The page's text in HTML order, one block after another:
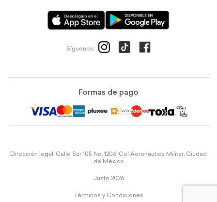
Síguenos:
Formas de pago
Dirección legal: Calle Sur 105 No. 1206, Col Aeronáutica Militar, Ciudad
de México
Justo 2026
Términos y Condiciones